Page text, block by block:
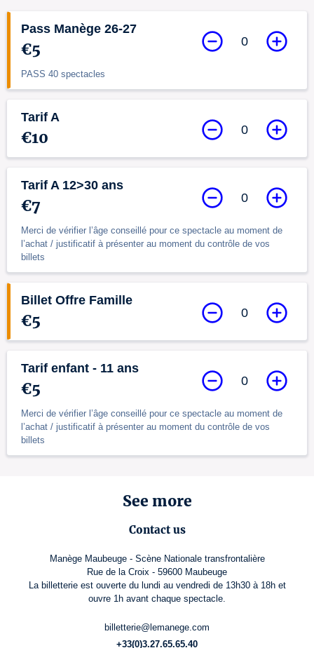
Pass Manège 26-27
€5
PASS 40 spectacles
0
Tarif A
€10 0
Tarif A 12>30 ans
€7
Merci de vérifier l’âge conseillé pour ce spectacle au moment de
l’achat / justificatif à présenter au moment du contrôle de vos
billets
0
Billet Offre Famille
€5 0
Tarif enfant - 11 ans
€5
Merci de vérifier l’âge conseillé pour ce spectacle au moment de
l’achat / justificatif à présenter au moment du contrôle de vos
billets
0
See more
Contact us
Manège Maubeuge - Scène Nationale transfrontalière
Rue de la Croix - 59600 Maubeuge
La billetterie est ouverte du lundi au vendredi de 13h30 à 18h et
ouvre 1h avant chaque spectacle.
billetterie@lemanege.com
+33(0)3.27.65.65.40